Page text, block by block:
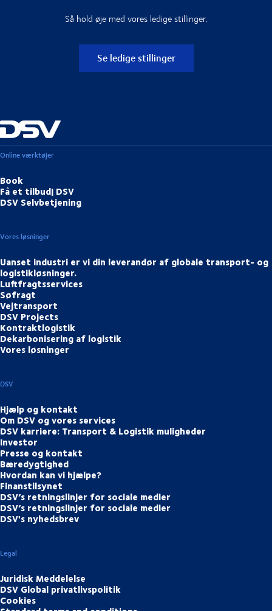
Så hold øje med vores ledige stillinger.
Se ledige stillinger
Online værktøjer
Book
Få et tilbud| DSV
DSV Selvbetjening
Vores løsninger
Uanset industri er vi din leverandør af globale transport- og
logistikløsninger.
Luftfragtsservices
Søfragt
Vejtransport
DSV Projects
Kontraktlogistik
Dekarbonisering af logistik
Vores løsninger
DSV
Hjælp og kontakt
Om DSV og vores services
DSV karriere: Transport & Logistik muligheder
Investor
Presse og kontakt
Bæredygtighed
Hvordan kan vi hjælpe?
Finanstilsynet
DSV’s retningslinjer for sociale medier
DSV’s retningslinjer for sociale medier
DSV's nyhedsbrev
Legal
Juridisk Meddelelse
DSV Global privatlivspolitik
Cookies